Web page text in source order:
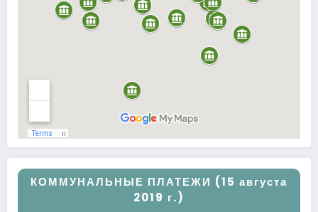
КОММУНАЛЬНЫЕ ПЛАТЕЖИ (15 августа
2019 г.)